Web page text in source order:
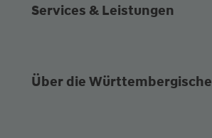
Services & Leistungen
Über die Württembergische